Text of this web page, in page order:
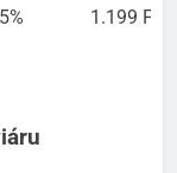
1.199 Ft